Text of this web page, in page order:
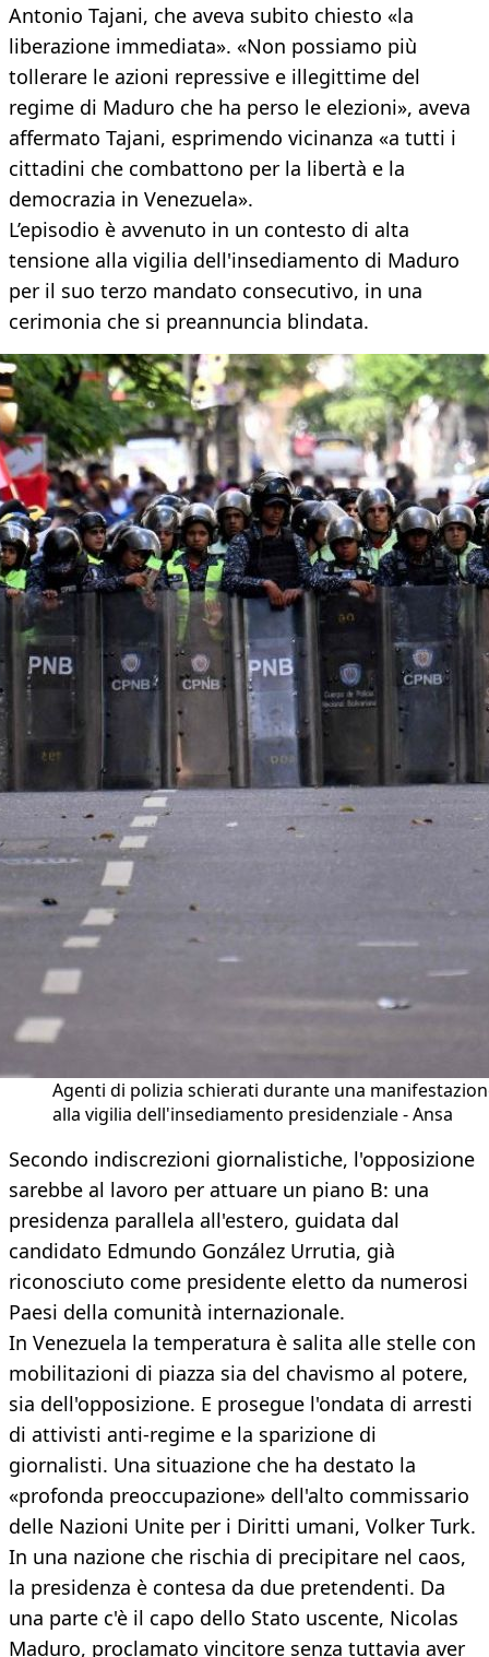
Antonio Tajani, che aveva subito chiesto «la
liberazione immediata». «Non possiamo più
tollerare le azioni repressive e illegittime del
regime di Maduro che ha perso le elezioni», aveva
affermato Tajani, esprimendo vicinanza «a tutti i
cittadini che combattono per la libertà e la
democrazia in Venezuela».
L’episodio è avvenuto in un contesto di alta
tensione alla vigilia dell'insediamento di Maduro
per il suo terzo mandato consecutivo, in una
cerimonia che si preannuncia blindata.
Agenti di polizia schierati durante una
alla vigilia dell'insediamento presidenziale - Ansa
Secondo indiscrezioni giornalistiche, l'opposizione
sarebbe al lavoro per attuare un piano B: una
presidenza parallela all'estero, guidata dal
candidato Edmundo González Urrutia, già
riconosciuto come presidente eletto da numerosi
Paesi della comunità internazionale.
In Venezuela la temperatura è salita alle stelle con
mobilitazioni di piazza sia del chavismo al potere,
sia dell'opposizione. E prosegue l'ondata di arresti
di attivisti anti-regime e la sparizione di
giornalisti. Una situazione che ha destato la
«profonda preoccupazione» dell'alto commissario
delle Nazioni Unite per i Diritti umani, Volker Turk.
In una nazione che rischia di precipitare nel caos,
la presidenza è contesa da due pretendenti. Da
una parte c'è il capo dello Stato uscente, Nicolas
Maduro, proclamato vincitore senza tuttavia aver